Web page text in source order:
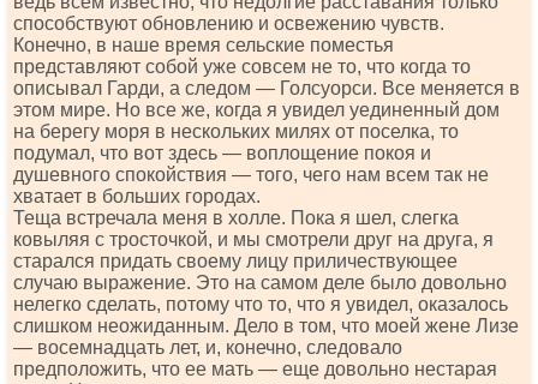
способствуют обновлению и освежению чувств.
Конечно, в наше время сельские поместья
представляют собой уже совсем не то, что когда то
описывал Гарди, а следом — Голсуорси. Все меняется в
этом мире. Но все же, когда я увидел уединенный дом
на берегу моря в нескольких милях от поселка, то
подумал, что вот здесь — воплощение покоя и
душевного спокойствия — того, чего нам всем так не
хватает в больших городах.
Теща встречала меня в холле. Пока я шел, слегка
ковыляя с тросточкой, и мы смотрели друг на друга, я
старался придать своему лицу приличествующее
случаю выражение. Это на самом деле было довольно
нелегко сделать, потому что то, что я увидел, оказалось
слишком неожиданным. Дело в том, что моей жене Лизе
— восемнадцать лет, и, конечно, следовало
предположить, что ее мать — еще довольно нестарая